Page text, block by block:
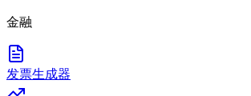
金融
发票生成器